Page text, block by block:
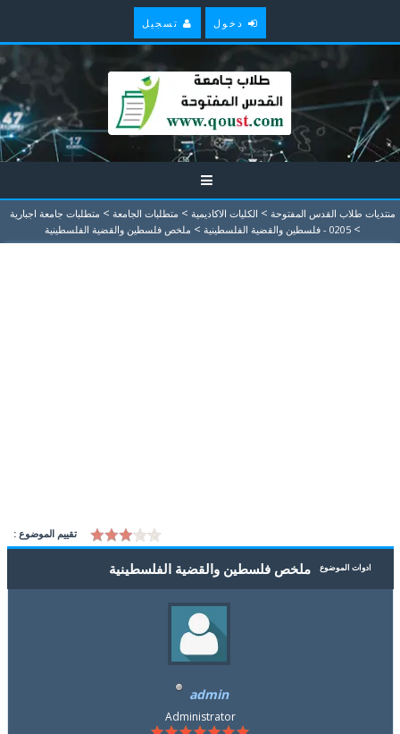
دخول تسجيل
منتديات طلاب القدس المفتوحة > الكليات الاكاديمية > متطلبات الجامعة > متطلبات جامعة اجبارية
> 0205 - فلسطين والقضية الفلسطينية > ملخص فلسطين والقضية الفلسطينية
تقييم الموضوع :
ادوات الموضوع ملخص فلسطين والقضية الفلسطينية
admin
Administrator